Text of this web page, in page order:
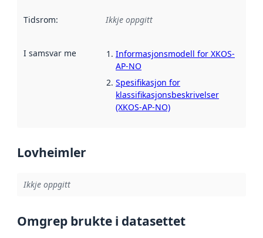
Tidsrom: Ikkje oppgitt
I samsvar med Referanse til ei implementeringsregel eller
Informasjonsmodell for XKOS-
AP-NO
Spesifikasjon for
klassifikasjonsbeskrivelser
(XKOS-AP-NO)
Lovheimler
Ikkje oppgitt
Omgrep brukte i datasettet